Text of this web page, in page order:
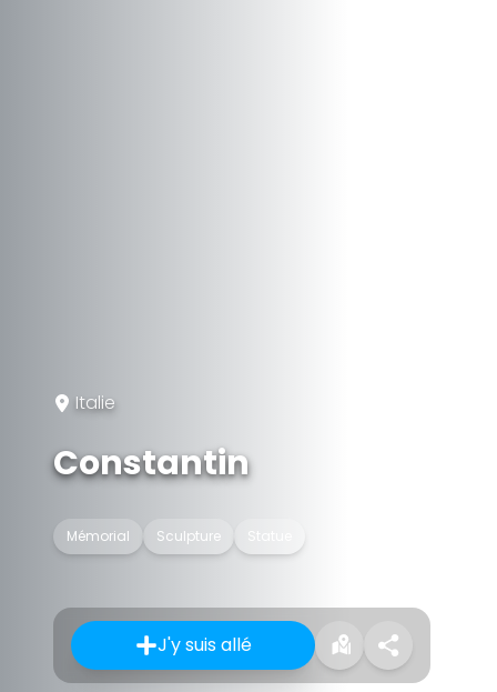
Italie
Constantin
Mémorial Sculpture
J'y suis allé